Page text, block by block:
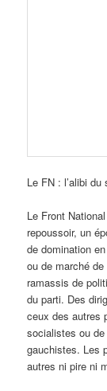
Le FN : l’alibi du
Le Front
repoussoir, un
de domination
ou de marché
ramassis de
du parti. Des
ceux des autres
socialistes ou
gauchistes. Les
autres ni pire ni